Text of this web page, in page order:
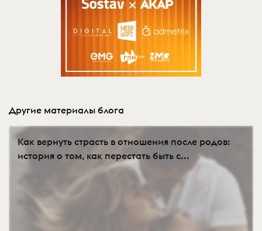
Другие материалы блога
Как вернуть страсть в отношения после родов:
история о том, как перестать быть с...